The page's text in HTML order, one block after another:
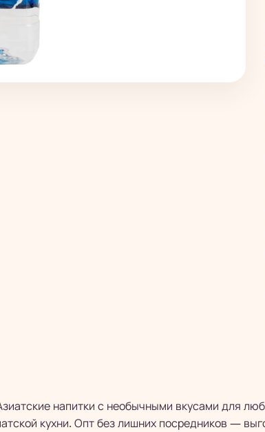
напитки с необычными вкусами для
кухни. Опт без лишних посредников —